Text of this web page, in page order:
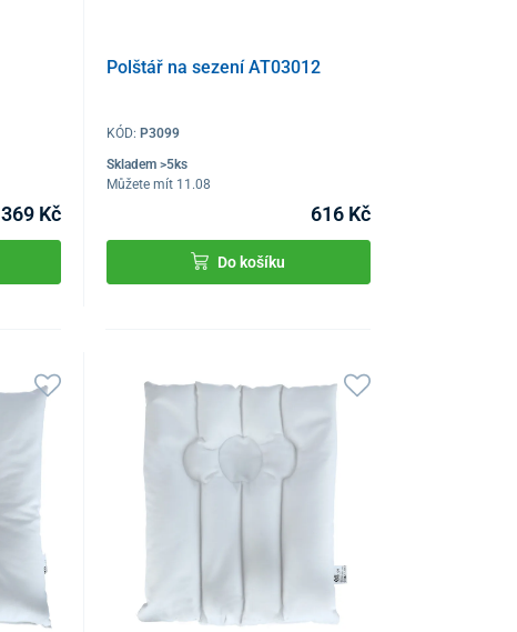
369 Kč
Polštář na sezení AT03012
KÓD: P3099
Skladem >5ks
Můžete mít 11.08
616 Kč
Do košíku